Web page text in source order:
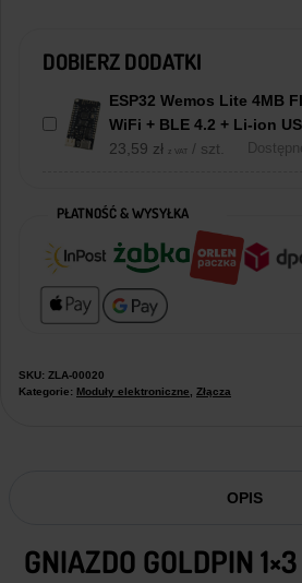
DOBIERZ DODATKI
ESP32 Wemos Lite 4MB
WiFi + BLE 4.2 + Li-ion
23,59 zł z VAT / szt.
PŁATNOŚĆ & WYSYŁKA
SKU: ZLA-00020
Kategorie: Moduły elektroniczne Złącza
OPIS
GNIAZDO GOLDPIN